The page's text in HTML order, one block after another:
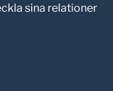
sina relationer